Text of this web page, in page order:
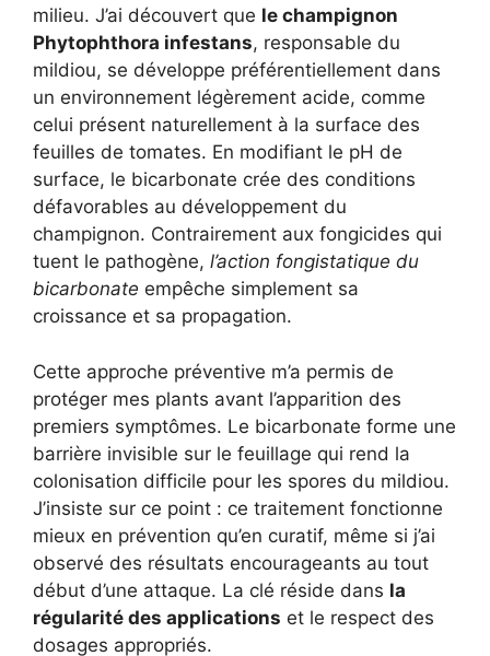
milieu. J’ai découvert que le champignon
Phytophthora infestans, responsable du
mildiou, se développe préférentiellement dans
un environnement légèrement acide, comme
celui présent naturellement à la surface des
feuilles de tomates. En modifiant le pH de
surface, le bicarbonate crée des conditions
défavorables au développement du
champignon. Contrairement aux fongicides qui
tuent le pathogène, l’action fongistatique du
bicarbonate empêche simplement sa
croissance et sa propagation.
Cette approche préventive m’a permis de
protéger mes plants avant l’apparition des
premiers symptômes. Le bicarbonate forme une
barrière invisible sur le feuillage qui rend la
colonisation difficile pour les spores du mildiou.
J’insiste sur ce point : ce traitement fonctionne
mieux en prévention qu’en curatif, même si j’ai
observé des résultats encourageants au tout
début d’une attaque. La clé réside dans la
régularité des applications et le respect des
dosages appropriés.